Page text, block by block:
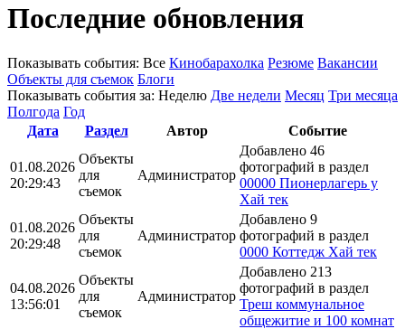
Последние обновления
Показывать события: Все Кинобарахолка Резюме Вакансии
Объекты для съемок Блоги
Показывать события за: Неделю Две недели Месяц Три месяца
Полгода Год
Дата
Раздел Автор Событие
01.08.2026
20:29:43
Объекты
для
съемок
Администратор
Добавлено 46
фотографий в раздел
00000 Пионерлагерь у
Хай тек
01.08.2026
20:29:48
Объекты
для
съемок
Администратор
Добавлено 9
фотографий в раздел
0000 Коттедж Хай тек
04.08.2026
13:56:01
Объекты
для
съемок
Администратор
Добавлено 213
фотографий в раздел
Треш коммунальное
общежитие и 100 комнат